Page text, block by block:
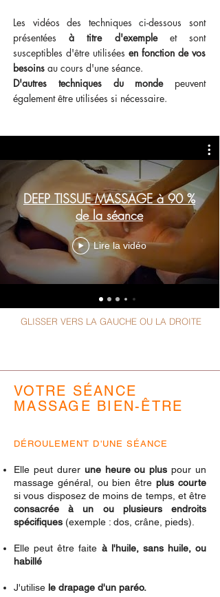
Les vidéos des techniques ci-dessous sont
présentées à titre d'exempleet sont
susceptibles d'être utilisées en fonction de vos
besoins au cours d'une séance.
D'autres techniques du mondepeuvent
également être utilisées si nécessaire.
DEEP TISSUE MASSAGE à 90 %
de la séance
Lire la vidéo
GLISSER VERS LA GAUCHE OU LA DROITE
VOTRE SÉANCE
MASSAGE BIEN-ÊTRE
DÉROULEMENT D'UNE SÉANCE
Elle peut durer une heure ou plus pour un
massage général, ou bien êtreplus courte
si vous disposez de moins de temps, et être
consacrée à un ou plusieurs endroits
spécifiques (exemple : dos, crâne, pieds).
Elle peut être faite à l'huile, sans huile, ou
habillé
J'utilise le drapage d'un paréo.